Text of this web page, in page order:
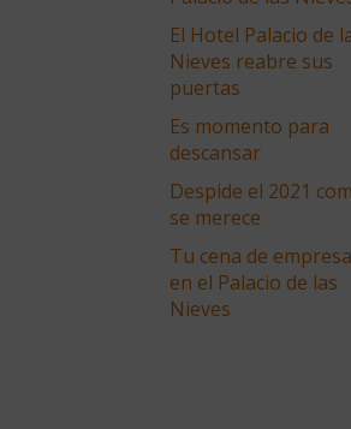
El Hotel Palacio de
Nieves reabre sus
puertas
Es momento para
descansar
Despide el 2021
se merece
Tu cena de
en el Palacio de las
Nieves